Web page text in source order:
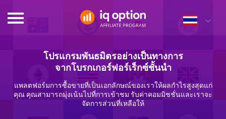
โปรแกรมพันธมิตรอย่างเป็นทางการ
จากโบรกเกอร์ฟอร์เร็กซ์ชั้นนำ
แพลตฟอร์มการซื้อขายที่เป็นเอกลักษณ์ของเราให้ผลกำไรสูงสุดแก่
คุณ คุณสามารถมุ่งเน้นไปที่การเข้าชม รับค่าคอมมิชชั่นและเราจะ
จัดการส่วนที่เหลือให้